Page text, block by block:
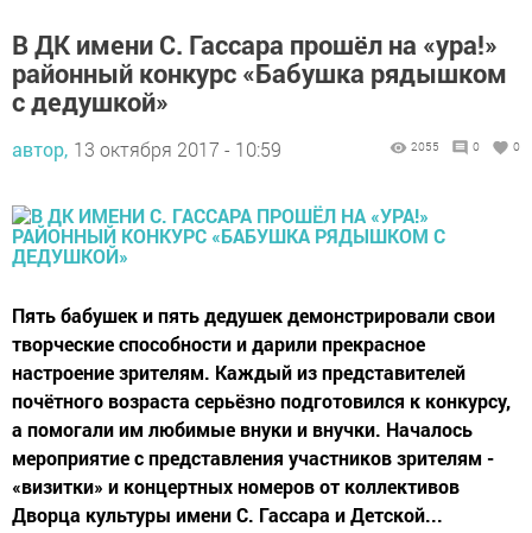
В ДК имени С. Гассара прошёл на «ура!»
районный конкурс «Бабушка рядышком
с дедушкой»
автор, 13 октября 2017 - 10:59 2055 0 0
Пять бабушек и пять дедушек демонстрировали свои
творческие способности и дарили прекрасное
настроение зрителям. Каждый из представителей
почётного возраста серьёзно подготовился к конкурсу,
а помогали им любимые внуки и внучки. Началось
мероприятие с представления участников зрителям -
«визитки» и концертных номеров от коллективов
Дворца культуры имени С. Гассара и Детской...